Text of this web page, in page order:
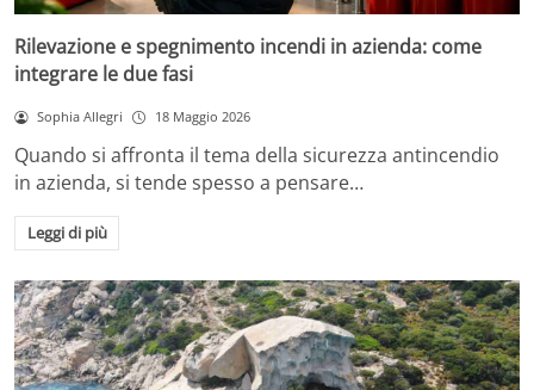
Rilevazione e spegnimento incendi in azienda: come
integrare le due fasi
Sophia Allegri 18 Maggio 2026
Quando si affronta il tema della sicurezza antincendio
in azienda, si tende spesso a pensare…
Leggi di più